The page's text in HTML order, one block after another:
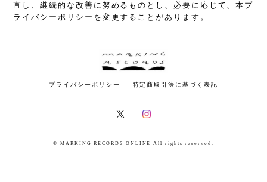
直し、継続的な改善に努めるものとし、必要に応じて、本プ
ライバシーポリシーを変更することがあります。
プライバシーポリシー 特定商取引法に基づく表記
© MARKING RECORDS ONLINE All rights reserved.